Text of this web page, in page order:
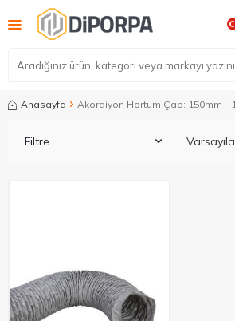
Anasayfa Akordiyon Hortum Çap: 150mm -
Filtre